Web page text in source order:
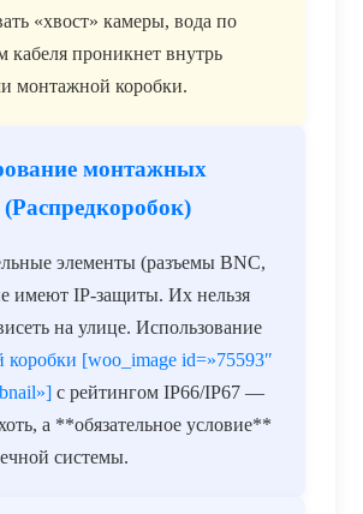
«хвост» камеры, вода по
кабеля проникнет внутрь
монтажной коробки.
монтажных
элементы (разъемы BNC,
имеют IP-защиты. Их нельзя
на улице. Использование
[woo_image id=»75593″
с рейтингом IP66/IP67 —
а **обязательное условие**
системы.